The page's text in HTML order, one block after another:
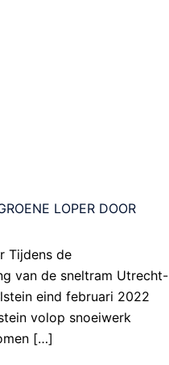
LOPER DOOR
Tijdens de
van de sneltram Utrecht-
eind februari 2022
volop snoeiwerk
[…]